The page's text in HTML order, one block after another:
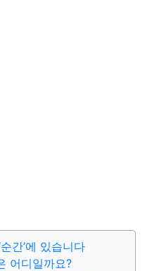
간’에 있습니다
어디일까요?